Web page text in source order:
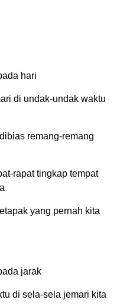
hari
di undak-undak waktu
remang-remang
rapat tingkap tempat
yang pernah kita
jarak
di sela-sela jemari kita